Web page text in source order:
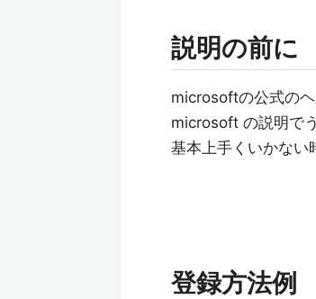
説明の前に
microsoftの公式のヘ
microsoft の説明で
基本上手くいかない
登録方法例